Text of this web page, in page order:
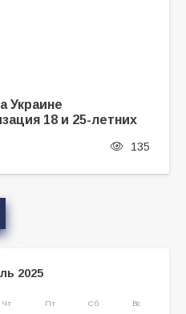
Украине
18 и 25-летних
135
2025
Чт Пт Сб Вс